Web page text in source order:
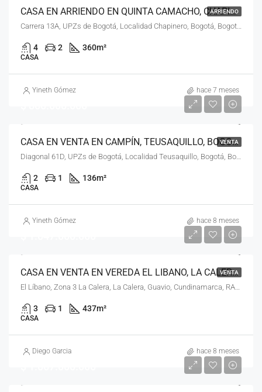
ARRIENDO
CASA EN ARRIENDO EN QUINTA CAMACHO, CHAPINERO, BOGOTÁ, D.C
Carrera 13A, UPZs de Bogotá, Localidad Chapinero, Bogotá, Bogotá, Distrito Capital, RAP (Especial) Central, 110221, Colombia
4 2 360m²
CASA
Yineth Gómez hace 7 meses
VENTA
CASA EN VENTA EN CAMPÍN, TEUSAQUILLO, BOGOTÁ, D.C. – (918)
Diagonal 61D, UPZs de Bogotá, Localidad Teusaquillo, Bogotá, Bogotá, Distrito Capital, RAP (Especial) Central, 111311, Colombia
2 1 136m²
CASA
Yineth Gómez hace 8 meses
VENTA
CASA EN VENTA EN VEREDA EL LIBANO, LA CALERA, LA CALERA
El Líbano, Zona 3 La Calera, La Calera, Guavio, Cundinamarca, RAP (Especial) Central, 110211, Colombia
3 1 437m²
CASA
Diego Garcia hace 8 meses